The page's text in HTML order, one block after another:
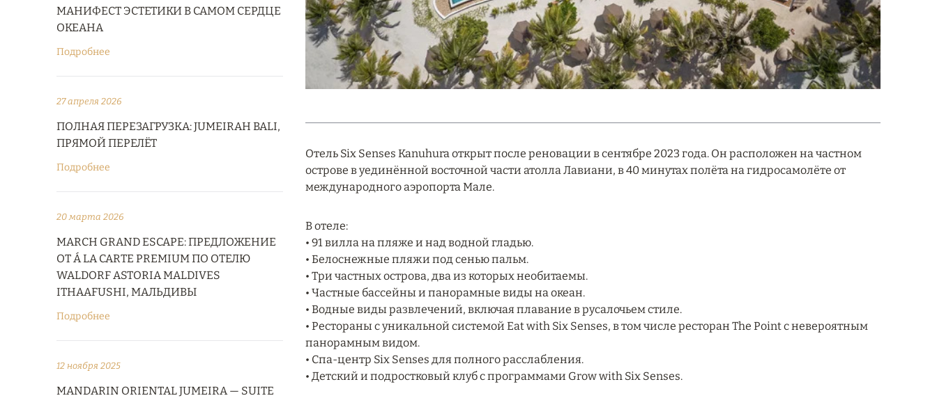
МАНИФЕСТ ЭСТЕТИКИ В САМОМ СЕРДЦЕ
ОКЕАНА
Подробнее
27 апреля 2026
ПОЛНАЯ ПЕРЕЗАГРУЗКА: JUMEIRAH BALI,
ПРЯМОЙ ПЕРЕЛЁТ
Подробнее
20 марта 2026
MARCH GRAND ESCAPE: ПРЕДЛОЖЕНИЕ
ОТ Á LA CARTE PREMIUM ПО ОТЕЛЮ
WALDORF ASTORIA MALDIVES
ITHAAFUSHI, МАЛЬДИВЫ
Подробнее
12 ноября 2025
MANDARIN ORIENTAL JUMEIRA — SUITE
Отель Six Senses Kanuhura открыт после реновации в сентябре 2023 года. Он расположен на частном
острове в уединённой восточной части атолла Лавиани, в 40 минутах полёта на гидросамолёте от
международного аэропорта Мале.
В отеле:
• 91 вилла на пляже и над водной гладью.
• Белоснежные пляжи под сенью пальм.
• Три частных острова, два из которых необитаемы.
• Частные бассейны и панорамные виды на океан.
• Водные виды развлечений, включая плавание в русалочьем стиле.
• Рестораны с уникальной системой Eat with Six Senses, в том числе ресторан The Point с невероятным
панорамным видом.
• Спа-центр Six Senses для полного расслабления.
• Детский и подростковый клуб с программами Grow with Six Senses.